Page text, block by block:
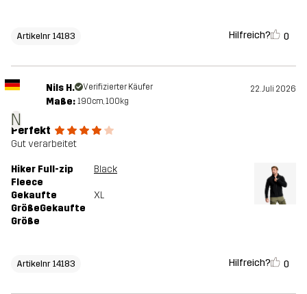
Artikelnr 14183 Hilfreich? 0
N
Nils H. Verifizierter Käufer 22. Juli 2026
Maße: 190cm, 100kg
Perfekt
Gut verarbeitet
Hiker Full-zip
Fleece
Black
Gekaufte
GrößeGekaufte
Größe
XL
Artikelnr 14183 Hilfreich? 0